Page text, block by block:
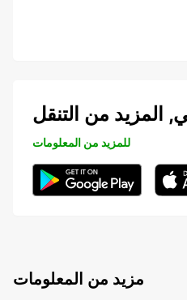
المزيد من التنقل
للمزيد من المعلومات
مزيد من المعلومات